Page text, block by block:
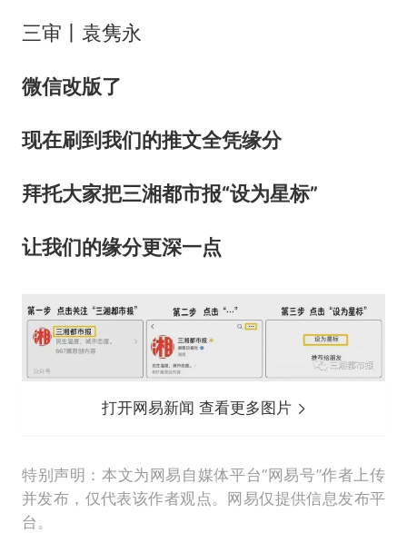
三审丨袁隽永
微信改版了
现在刷到我们的推文全凭缘分
拜托大家把三湘都市报“设为星标”
让我们的缘分更深一点
打开网易新闻 查看更多图片
特别声明：本文为网易自媒体平台“网易号”作者上传
并发布，仅代表该作者观点。网易仅提供信息发布平
台。